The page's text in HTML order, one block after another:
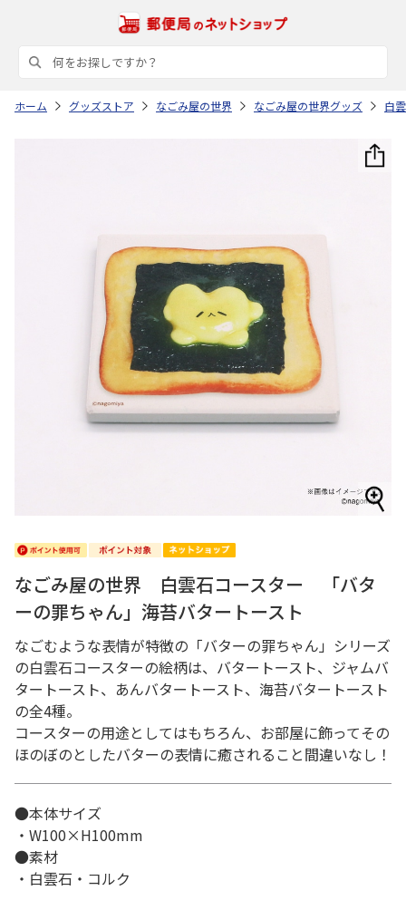
ホーム グッズストア なごみ屋の世界 なごみ屋の世界グッズ 白
なごみ屋の世界 白雲石コースター 「バタ
ーの罪ちゃん」海苔バタートースト
なごむような表情が特徴の「バターの罪ちゃん」シリーズ
の白雲石コースターの絵柄は、バタートースト、ジャムバ
タートースト、あんバタートースト、海苔バタートースト
の全4種。
コースターの用途としてはもちろん、お部屋に飾ってその
ほのぼのとしたバターの表情に癒されること間違いなし！
●本体サイズ
・W100×H100mm
●素材
・白雲石・コルク